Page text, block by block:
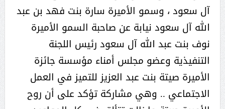
آل سعود ، وسمو الأميرة سارة بنت فهد بن عبد
الله آل سعود نيابة عن صاحبة السمو الأميرة
نوف بنت عبد الله آل سعود رئيس اللجنة
التنفيذية وعضو مجلس أمناء مؤسسة جائزة
الأميرة صيتة بنت عبد العزيز للتميز في العمل
الاجتماعي .. وهي مشاركة تؤكد على أن روح